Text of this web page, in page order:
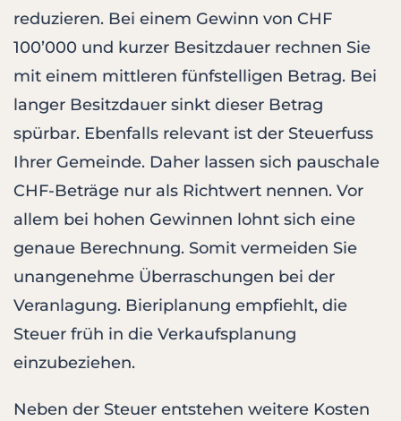
reduzieren. Bei einem Gewinn von CHF
100’000 und kurzer Besitzdauer rechnen Sie
mit einem mittleren fünfstelligen Betrag. Bei
langer Besitzdauer sinkt dieser Betrag
spürbar. Ebenfalls relevant ist der Steuerfuss
Ihrer Gemeinde. Daher lassen sich pauschale
CHF-Beträge nur als Richtwert nennen. Vor
allem bei hohen Gewinnen lohnt sich eine
genaue Berechnung. Somit vermeiden Sie
unangenehme Überraschungen bei der
Veranlagung. Bieriplanung empfiehlt, die
Steuer früh in die Verkaufsplanung
einzubeziehen.
Neben der Steuer entstehen weitere Kosten